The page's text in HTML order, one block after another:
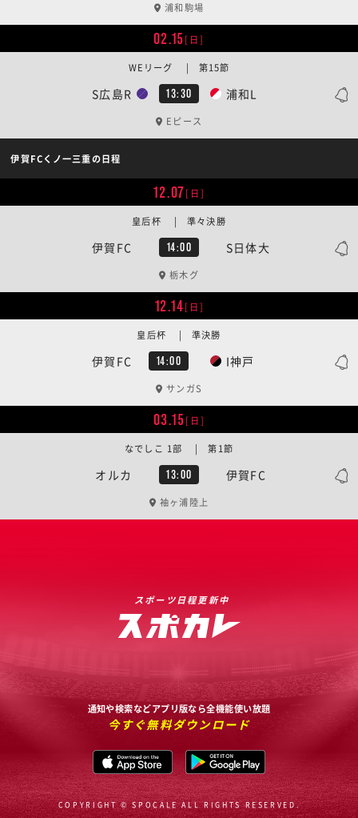
浦和駒場
02.15[日]
S広島R 13:30 浦和L
WEリーグ | 第15節
Eピース
伊賀FCくノ一三重の日程
12.07[日]
伊賀FC 14:00 S日体大
皇后杯 | 準々決勝
栃木グ
12.14[日]
伊賀FC 14:00 I神戸
皇后杯 | 準決勝
サンガS
03.15[日]
オルカ 13:00 伊賀FC
なでしこ 1部 | 第1節
袖ヶ浦陸上
スポーツ日程更新中
通知や検索などアプリ版なら全機能使い放題
今すぐ無料ダウンロード
COPYRIGHT © SPOCALE ALL RIGHTS RESERVED.